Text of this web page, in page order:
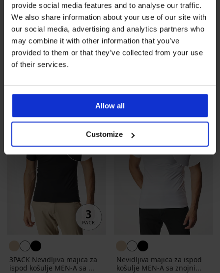
provide social media features and to analyse our traffic.
We also share information about your use of our site with
our social media, advertising and analytics partners who
may combine it with other information that you’ve
provided to them or that they’ve collected from your use
of their services.
Allow all
Customize
Muška pamučna majica JACK
AND JONES JCOFusion
kratkih...
24,99 €
Muška pamučna majica JACK
AND JONES JCOFusion
3PACK Nevidljiva majica za
ispod košulje MEN-A sa ...
Nevidljiva majica za ispod
košulje MEN-A sa znojni...